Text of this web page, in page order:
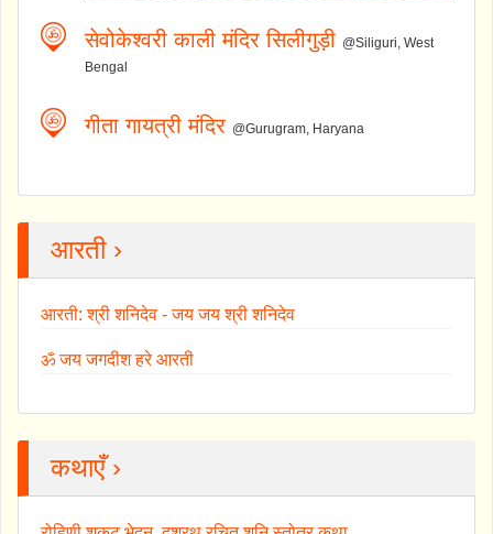
सेवोकेश्वरी काली मंदिर सिलीगुड़ी @Siliguri, West
Bengal
गीता गायत्री मंदिर @Gurugram, Haryana
आरती ›
आरती: श्री शनिदेव - जय जय श्री शनिदेव
ॐ जय जगदीश हरे आरती
कथाएँ ›